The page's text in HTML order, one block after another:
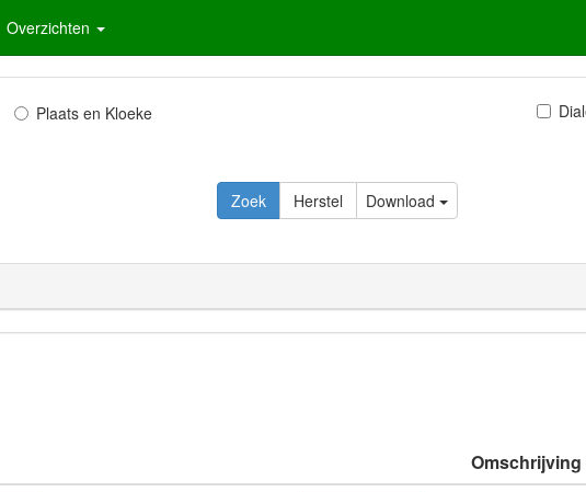
Overzichten
Plaats en Kloeke
Zoek Herstel Download
Omschrijving